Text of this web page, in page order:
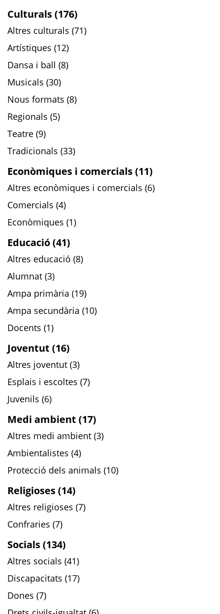
Culturals (176)
Altres culturals (71)
Artístiques (12)
Dansa i ball (8)
Musicals (30)
Nous formats (8)
Regionals (5)
Teatre (9)
Tradicionals (33)
Econòmiques i comercials (11)
Altres econòmiques i comercials (6)
Comercials (4)
Econòmiques (1)
Educació (41)
Altres educació (8)
Alumnat (3)
Ampa primària (19)
Ampa secundària (10)
Docents (1)
Joventut (16)
Altres joventut (3)
Esplais i escoltes (7)
Juvenils (6)
Medi ambient (17)
Altres medi ambient (3)
Ambientalistes (4)
Protecció dels animals (10)
Religioses (14)
Altres religioses (7)
Confraries (7)
Socials (134)
Altres socials (41)
Discapacitats (17)
Dones (7)